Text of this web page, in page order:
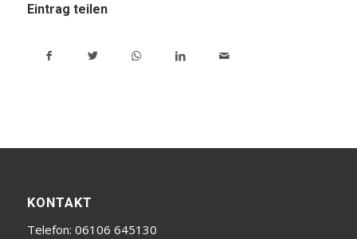
Eintrag teilen
KONTAKT
Telefon: 06106 645130